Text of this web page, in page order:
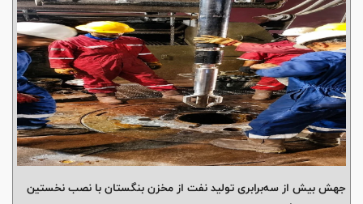
جهش بیش از سه‌برابری تولید نفت از مخزن بنگستان با نصب نخستین